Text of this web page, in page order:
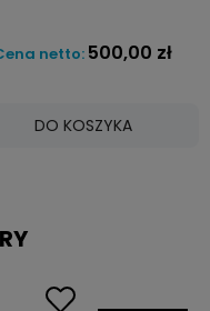
netto: 500,00 zł
DO KOSZYKA